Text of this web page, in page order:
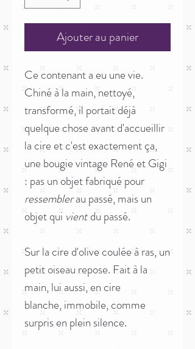
Ajouter au panier
Ce contenant a eu une vie.
Chiné à la main, nettoyé,
transformé, il portait déjà
quelque chose avant d'accueillir
la cire et c'est exactement ça,
une bougie vintage René et Gigi
: pas un objet fabriqué pour
ressemblerau passé, mais un
objet qui vientdu passé.
Sur la cire d'olive coulée à ras, un
petit oiseau repose. Fait à la
main, lui aussi, en cire
blanche, immobile, comme
surpris en plein silence.